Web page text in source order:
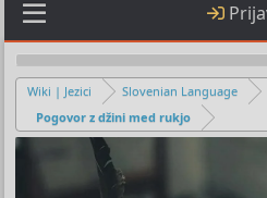
Wiki | Jezici Slovenian Language
Pogovor z džini med rukjo